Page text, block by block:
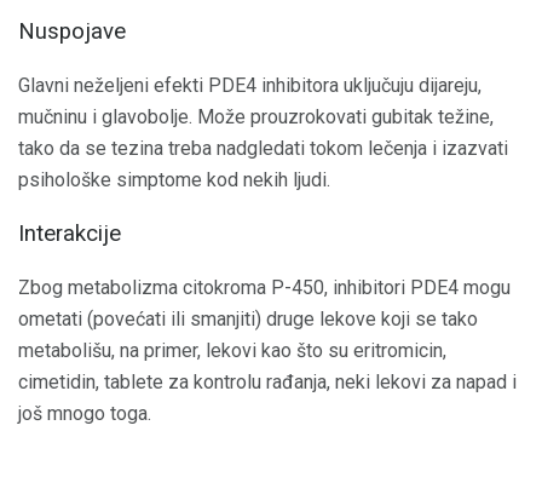
Nuspojave
Glavni neželjeni efekti PDE4 inhibitora uključuju dijareju,
mučninu i glavobolje. Može prouzrokovati gubitak težine,
tako da se tezina treba nadgledati tokom lečenja i izazvati
psihološke simptome kod nekih ljudi.
Interakcije
Zbog metabolizma citokroma P-450, inhibitori PDE4 mogu
ometati (povećati ili smanjiti) druge lekove koji se tako
metabolišu, na primer, lekovi kao što su eritromicin,
cimetidin, tablete za kontrolu rađanja, neki lekovi za napad i
još mnogo toga.